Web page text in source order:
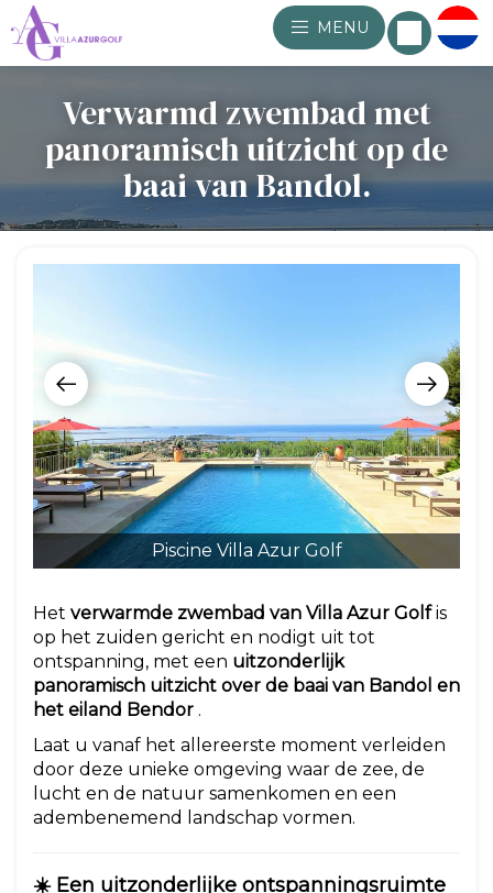
MENU
Verwarmd zwembad met
panoramisch uitzicht op de
baai van Bandol.
Piscine Villa Azur Golf
Het verwarmde zwembad van Villa Azur Golfis
op het zuiden gericht en nodigt uit tot
ontspanning, met een uitzonderlijk
panoramisch uitzicht over de baai van Bandol en
het eiland Bendor .
Laat u vanaf het allereerste moment verleiden
door deze unieke omgeving waar de zee, de
lucht en de natuur samenkomen en een
adembenemend landschap vormen.
☀️ Een uitzonderlijke ontspanningsruimte